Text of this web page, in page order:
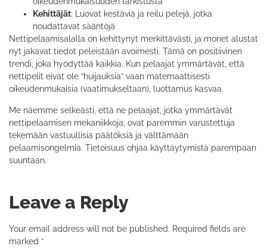
Kehittäjät: Luovat kestäviä ja reilu pelejä, jotka
noudattavat sääntöjä
Nettipelaamisalalla on kehittynyt merkittävästi, ja monet alustat
nyt jakavat tiedot peleistään avoimesti. Tämä on positiivinen
trendi, joka hyödyttää kaikkia. Kun pelaajat ymmärtävät, että
nettipelit eivät ole “huijauksia” vaan matemaattisesti
oikeudenmukaisia (vaatimukseltaan), luottamus kasvaa.
Me näemme selkeästi, että ne pelaajat, jotka ymmärtävät
nettipelaamisen mekaniikkoja, ovat paremmin varustettuja
tekemään vastuullisia päätöksiä ja välttämään
pelaamisongelmia. Tietoisuus ohjaa käyttäytymistä parempaan
suuntaan.
Leave a Reply
Your email address will not be published. Required fields are
marked *